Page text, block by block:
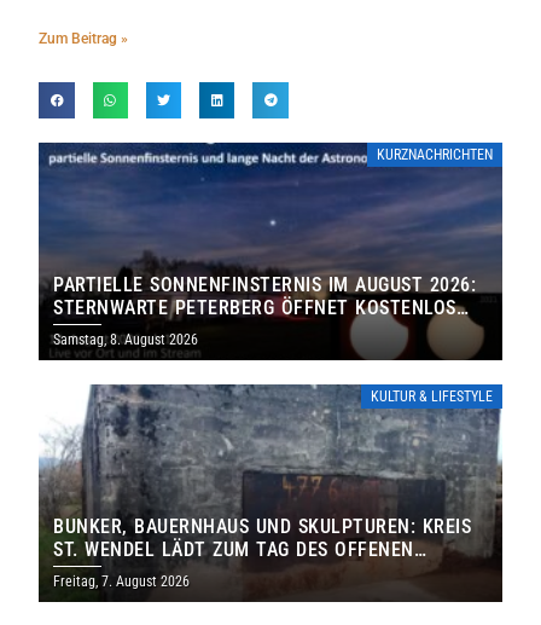
Zum Beitrag »
KURZNACHRICHTEN
PARTIELLE SONNENFINSTERNIS IM AUGUST 2026:
STERNWARTE PETERBERG ÖFFNET KOSTENLOS
IHRE TORE
Samstag, 8. August 2026
KULTUR & LIFESTYLE
BUNKER, BAUERNHAUS UND SKULPTUREN: KREIS
ST. WENDEL LÄDT ZUM TAG DES OFFENEN
DENKMALS EIN
Freitag, 7. August 2026